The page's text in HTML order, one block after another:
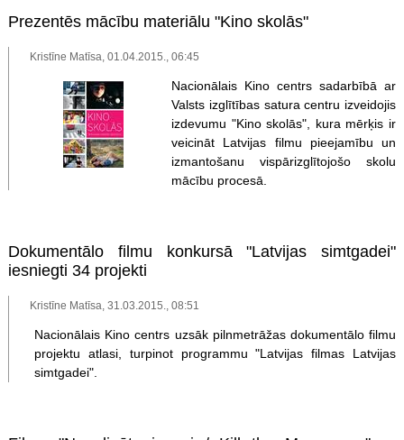
Prezentēs mācību materiālu "Kino skolās"
Kristīne Matīsa, 01.04.2015., 06:45
Nacionālais Kino centrs sadarbībā ar
Valsts izglītības satura centru izveidojis
izdevumu "Kino skolās", kura mērķis ir
veicināt Latvijas filmu pieejamību un
izmantošanu vispārizglītojošo skolu
mācību procesā.
Dokumentālo filmu konkursā "Latvijas simtgadei"
iesniegti 34 projekti
Kristīne Matīsa, 31.03.2015., 08:51
Nacionālais Kino centrs uzsāk pilnmetrāžas dokumentālo filmu
projektu atlasi, turpinot programmu "Latvijas filmas Latvijas
simtgadei".